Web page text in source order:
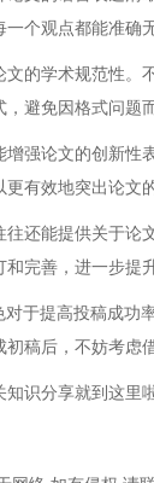
个观点都能准确
的学术规范性。
避免因格式问题
强论文的创新性
有效地突出论文
还能提供关于
完善，进一步提
于提高投稿成功
稿后，不妨考虑
识分享就到这里